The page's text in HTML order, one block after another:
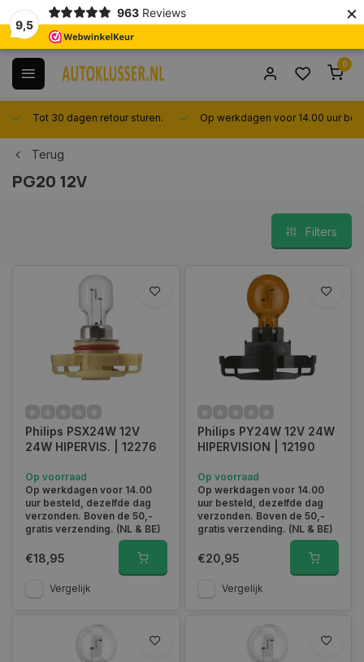
9,5
963 Reviews ×
0
Tot 30 dagen retour sturen. Op werkdagen voor 14.00 uur
Terug
PG20 12V
Filters
Philips PSX24W 12V
24W HIPERVIS. | 12276
Op voorraad
Op werkdagen voor 14.00
uur besteld, dezelfde dag
verzonden. Boven de 50,-
gratis verzending. (NL & BE)
€18,95
Vergelijk
Philips PY24W 12V 24W
HIPERVISION | 12190
Op voorraad
Op werkdagen voor 14.00
uur besteld, dezelfde dag
verzonden. Boven de 50,-
gratis verzending. (NL & BE)
€20,95
Vergelijk